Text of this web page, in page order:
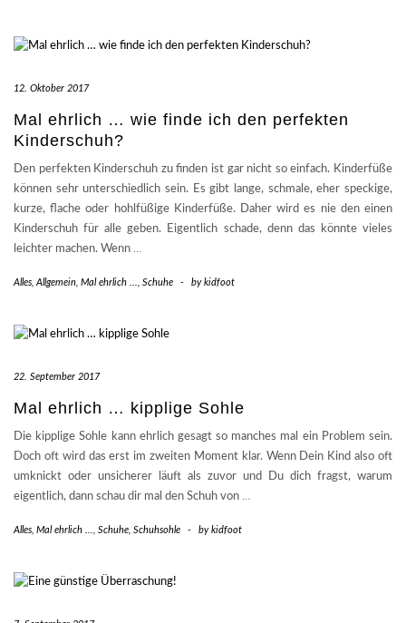
12. Oktober 2017
Mal ehrlich … wie finde ich den perfekten
Kinderschuh?
Den perfekten Kinderschuh zu finden ist gar nicht so einfach. Kinderfüße
können sehr unterschiedlich sein. Es gibt lange, schmale, eher speckige,
kurze, flache oder hohlfüßige Kinderfüße. Daher wird es nie den einen
Kinderschuh für alle geben. Eigentlich schade, denn das könnte vieles
leichter machen. Wenn …
Alles,Allgemein, Mal ehrlich ..., Schuhe - bykidfoot
22. September 2017
Mal ehrlich … kipplige Sohle
Die kipplige Sohle kann ehrlich gesagt so manches mal ein Problem sein.
Doch oft wird das erst im zweiten Moment klar. Wenn Dein Kind also oft
umknickt oder unsicherer läuft als zuvor und Du dich fragst, warum
eigentlich, dann schau dir mal den Schuh von …
Alles, Mal ehrlich ..., Schuhe, Schuhsohle - bykidfoot